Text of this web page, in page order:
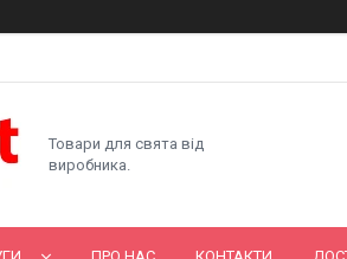
Товари для свята від
виробника.